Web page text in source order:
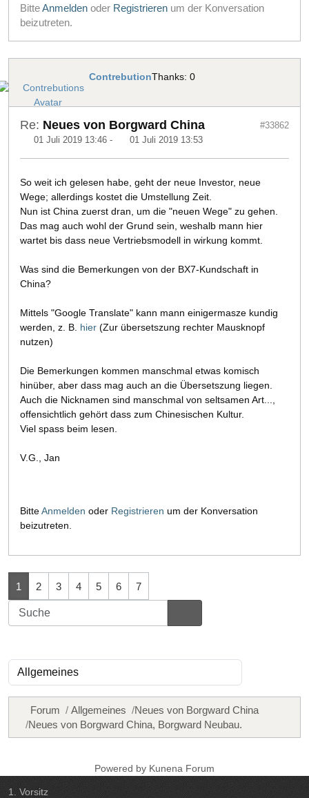
BitteAnmelden oder Registrieren um der Konversation
beizutreten.
ContrebutionThanks: 0
Re: Neues von Borgward China
01 Juli 2019 13:46 - 01 Juli 2019 13:53
#33862
So weit ich gelesen habe, geht der neue Investor, neue
Wege; allerdings kostet die Umstellung Zeit.
Nun ist China zuerst dran, um die "neuen Wege" zu gehen.
Das mag auch wohl der Grund sein, weshalb mann hier
wartet bis dass neue Vertriebsmodell in wirkung kommt.
Was sind die Bemerkungen von der BX7-Kundschaft in
China?
Mittels "Google Translate" kann mann einigermasze kundig
werden, z. B. hier (Zur übersetszung rechter Mausknopf
nutzen)
Die Bemerkungen kommen manschmal etwas komisch
hinüber, aber dass mag auch an die Übersetszung liegen.
Auch die Nicknamen sind manschmal von seltsamen Art...,
offensichtlich gehört dass zum Chinesischen Kultur.
Viel spass beim lesen.
V.G., Jan
BitteAnmelden oder Registrieren um der Konversation
beizutreten.
1 2 3 4 5 6 7
Forum Allgemeines
Neues von Borgward China
Neues von Borgward China, Borgward Neubau.
Powered by Kunena Forum
1. Vorsitz